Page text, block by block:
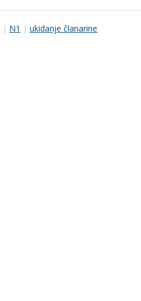
| N1 | ukidanje članarine